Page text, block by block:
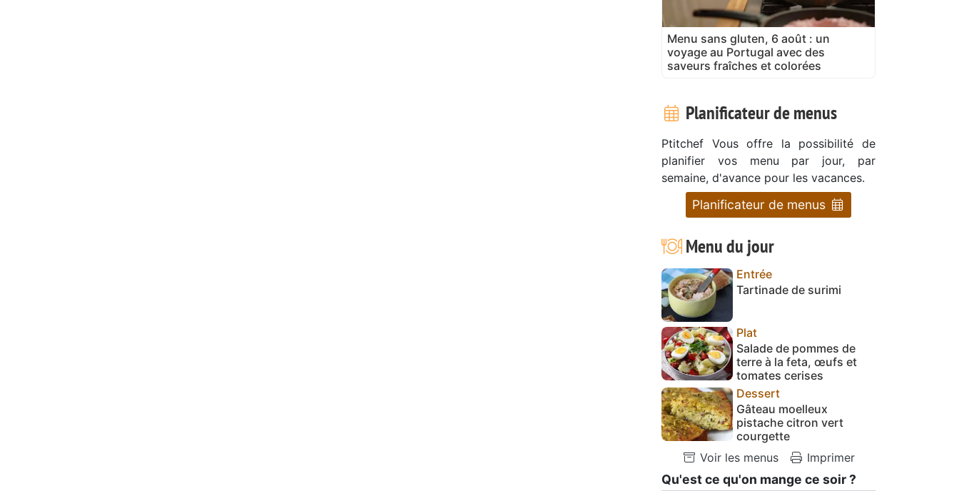
Menu sans gluten, 6 août : un
voyage au Portugal avec des
saveurs fraîches et colorées
Planificateur de menus
Ptitchef Vous offre la possibilité de
planifier vos menu par jour, par
semaine, d'avance pour les vacances.
Planificateur de menus
Menu du jour
Entrée
Tartinade de surimi
Plat
Salade de pommes de
terre à la feta, œufs et
tomates cerises
Dessert
Gâteau moelleux
pistache citron vert
courgette
Voir les menus
Imprimer
Qu'est ce qu'on mange ce soir ?